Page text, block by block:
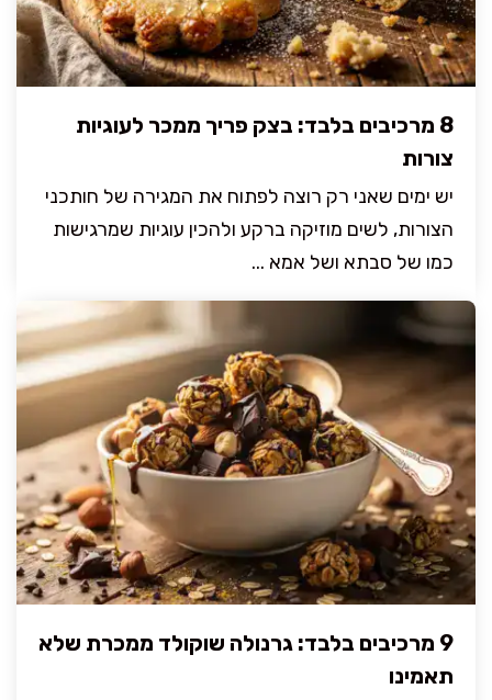
8 מרכיבים בלבד: בצק פריך ממכר לעוגיות
צורות
יש ימים שאני רק רוצה לפתוח את המגירה של חותכני
הצורות, לשים מוזיקה ברקע ולהכין עוגיות שמרגישות
כמו של סבתא ושל אמא ...
9 מרכיבים בלבד: גרנולה שוקולד ממכרת שלא
תאמינו